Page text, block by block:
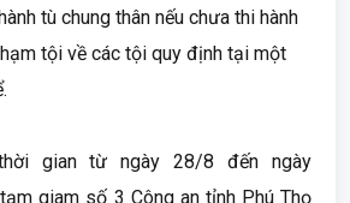
tù chung thân nếu chưa thi hành
tội về các tội quy định tại một
gian từ ngày 28/8 đến ngày
giam số 3 Công an tỉnh Phú Thọ